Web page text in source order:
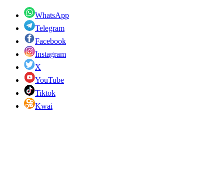
WhatsApp
Telegram
Facebook
Instagram
X
YouTube
Tiktok
Kwai